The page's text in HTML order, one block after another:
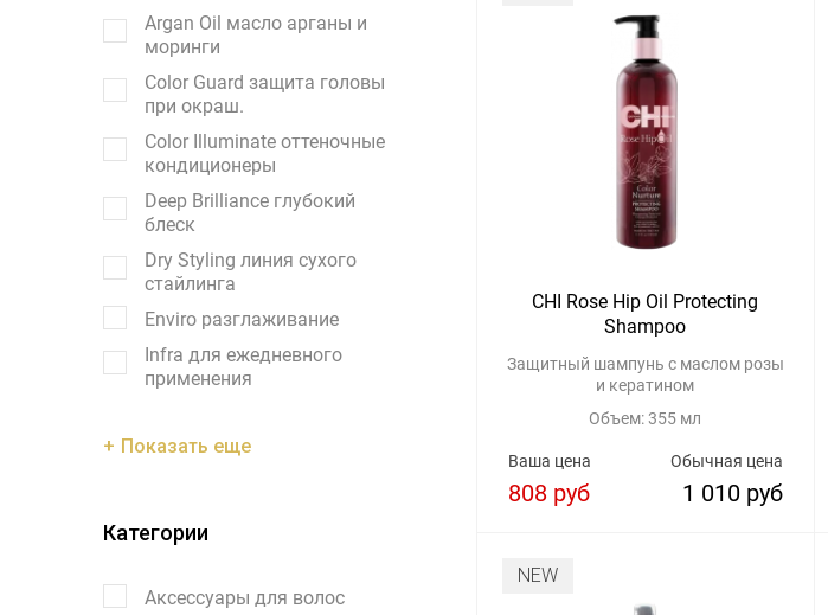
Argan Oil масло арганы и
моринги
Color Guard защита головы
при окраш.
Color Illuminate оттеночные
кондиционеры
Deep Brilliance глубокий
блеск
Dry Styling линия сухого
стайлинга
Enviro разглаживание
Infra для ежедневного
применения
Показать еще
Категории
Аксессуары для волос
CHI Rose Hip Oil Protecting
Shampoo
Защитный шампунь с маслом розы
и кератином
Объем: 355 мл
Обычная цена
1 010 руб
Ваша цена
808 руб
NEW